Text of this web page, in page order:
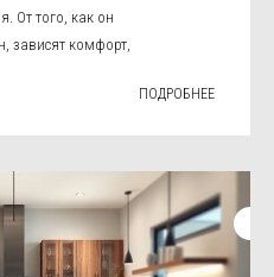
От того, как он
зависят комфорт,
ПОДРОБНЕЕ